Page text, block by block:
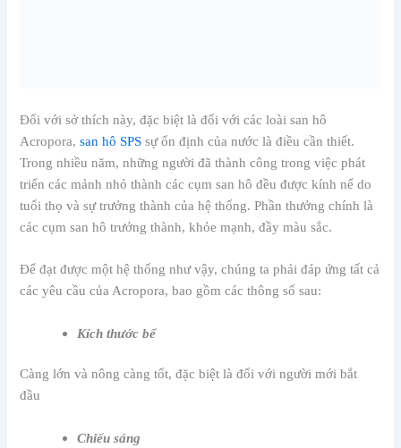
Đối với sở thích này, đặc biệt là đối với các loài san hô
Acropora,san hô SPS sự ổn định của nước là điều cần thiết.
Trong nhiều năm, những người đã thành công trong việc phát
triển các mảnh nhỏ thành các cụm san hô đều được kính nể do
tuổi thọ và sự trưởng thành của hệ thống. Phần thưởng chính là
các cụm san hô trưởng thành, khỏe mạnh, đầy màu sắc.
Để đạt được một hệ thống như vậy, chúng ta phải đáp ứng tất cả
các yêu cầu của Acropora, bao gồm các thông số sau:
Kích thước bể
Càng lớn và nông càng tốt, đặc biệt là đối với người mới bắt
đầu
Chiếu sáng